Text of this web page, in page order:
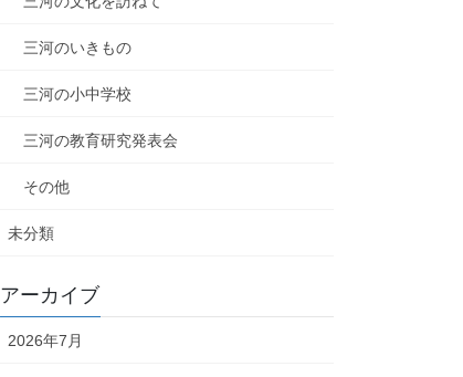
三河のいきもの
三河の小中学校
三河の教育研究発表会
その他
未分類
アーカイブ
2026年7月